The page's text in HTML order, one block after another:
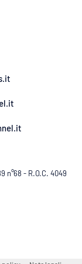
n°68 - R.O.C. 4049